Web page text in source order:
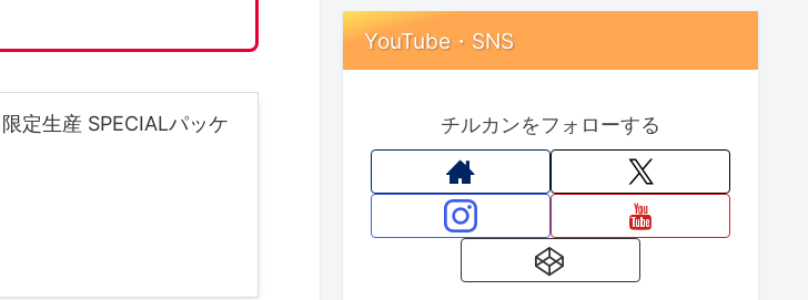
定生産 SPECIALパッケ
YouTube・SNS
チルカンをフォローする